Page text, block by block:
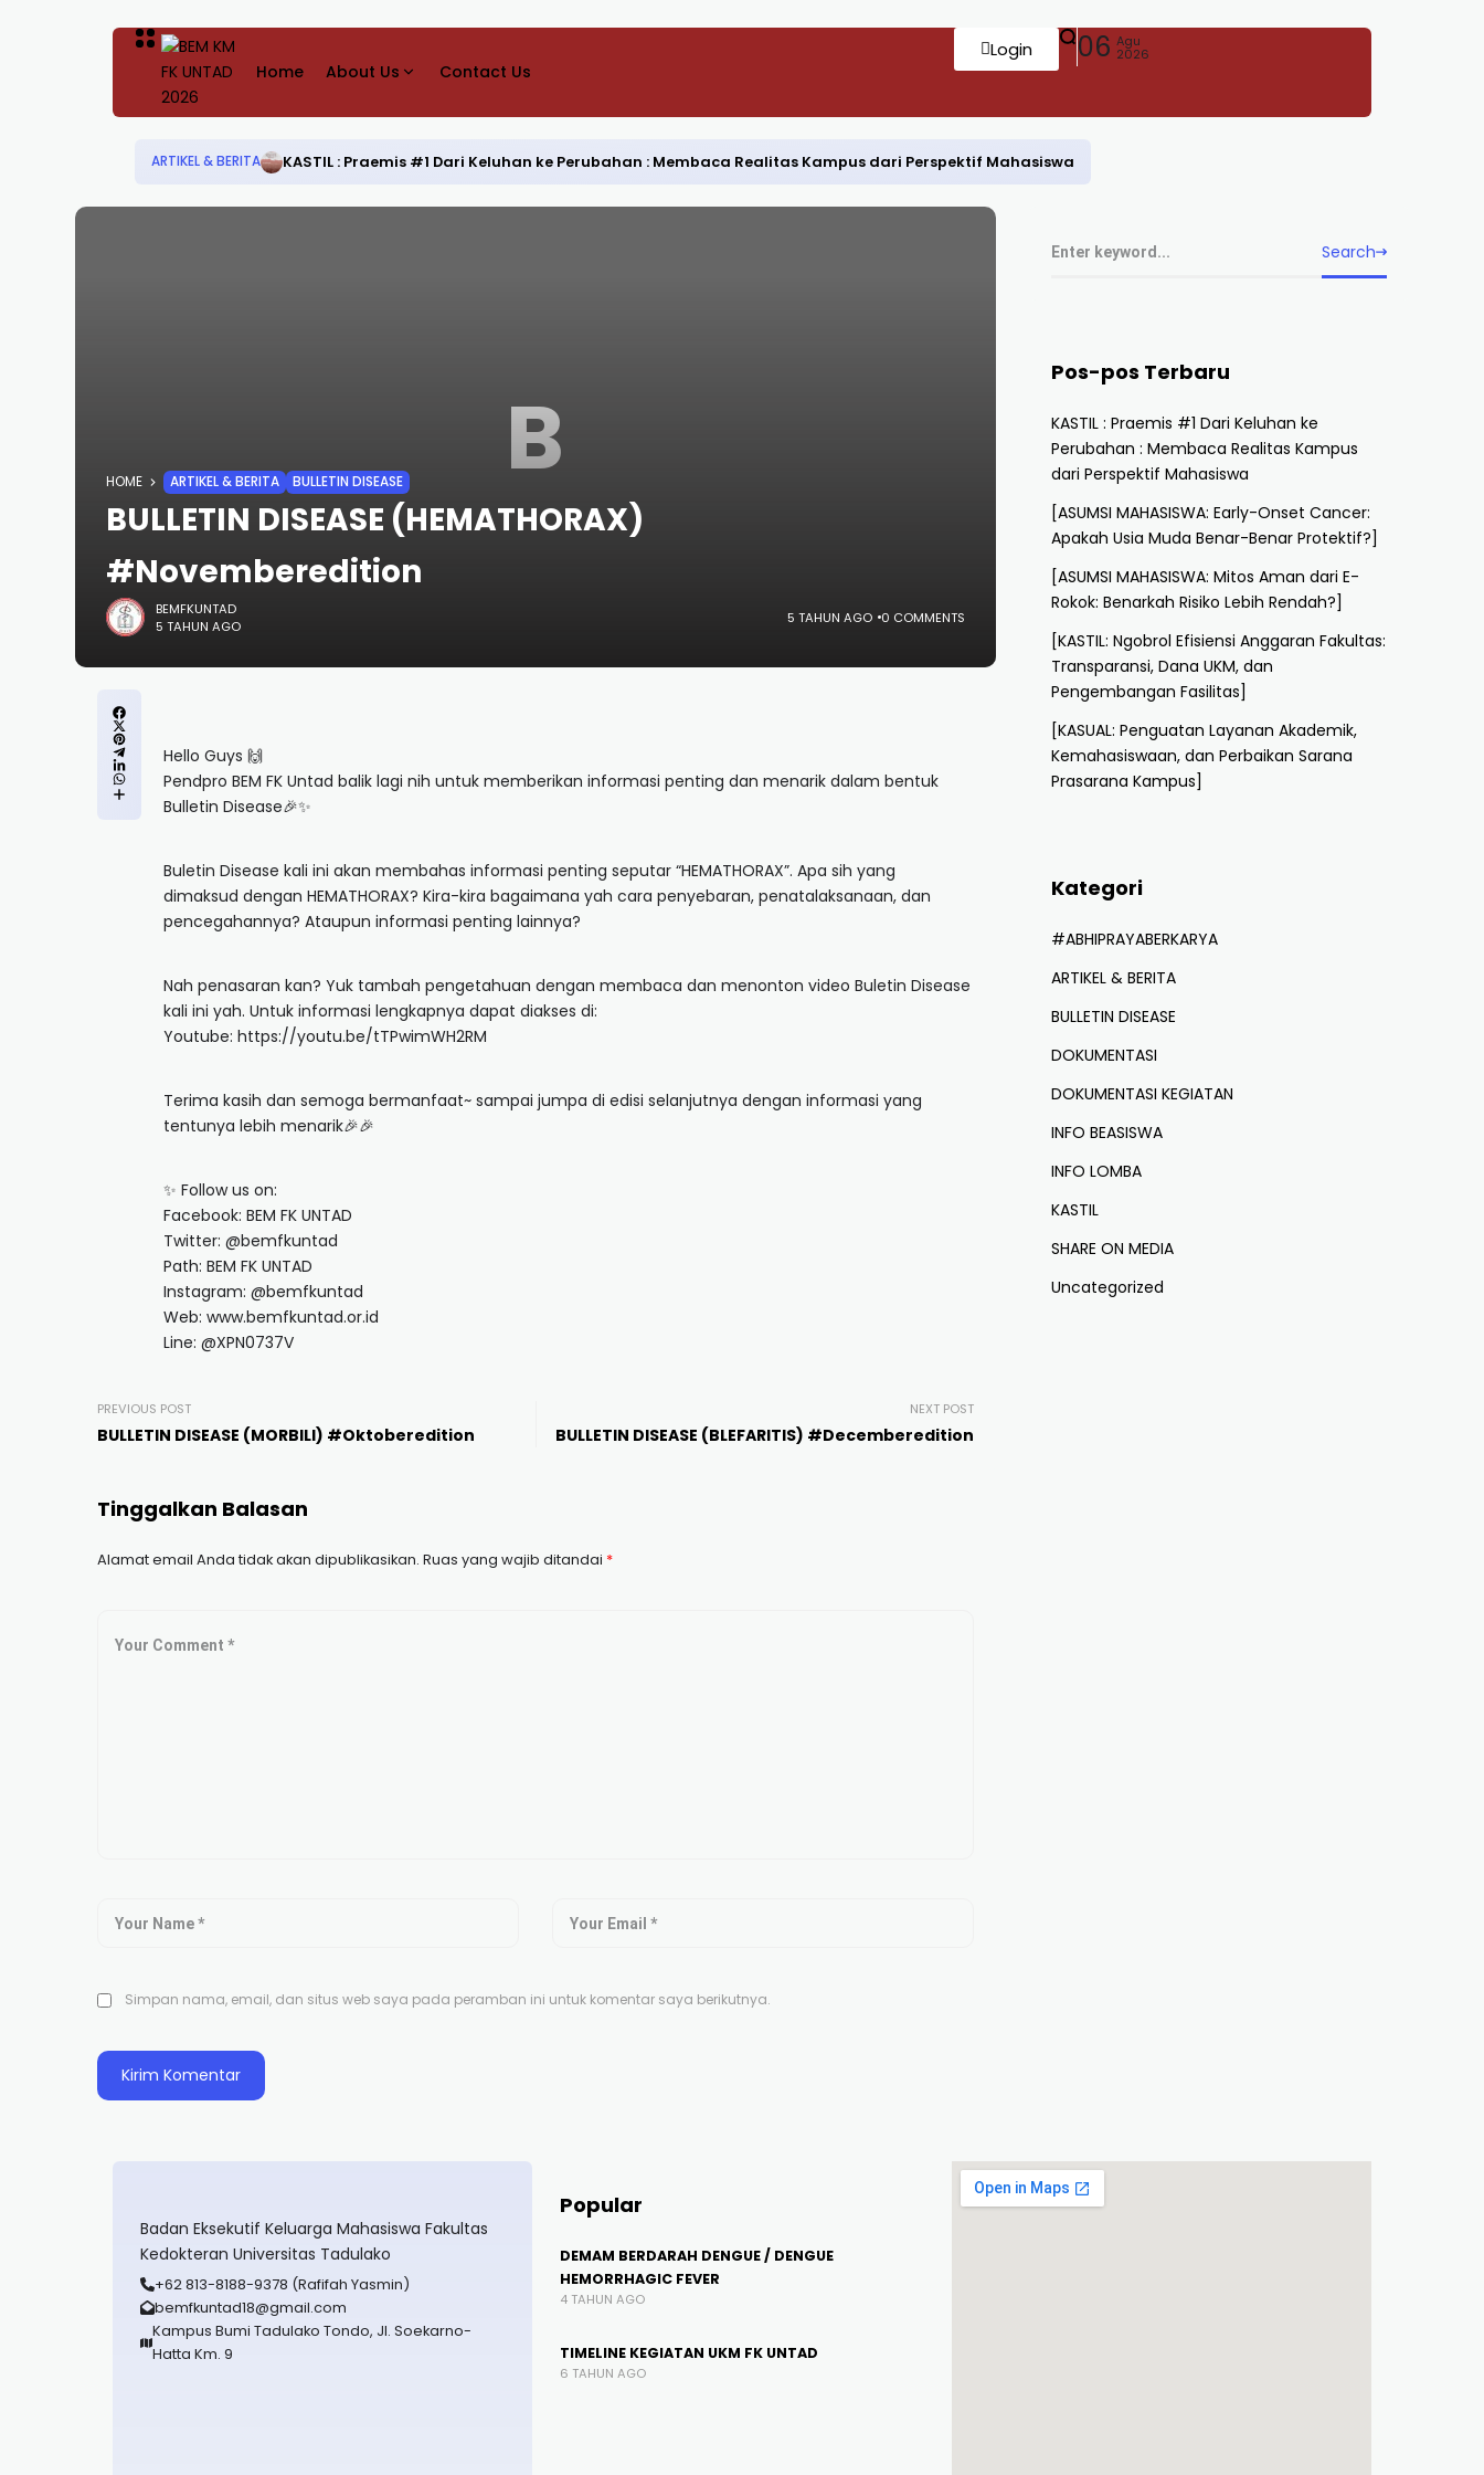
Home About Us Contact Us
Login 06 Agu
2026
ARTIKEL & BERITA KASTIL : Praemis #1 Dari Keluhan ke Perubahan : Membaca Realitas Kampus dari Perspektif Mahasiswa
B
HOME ARTIKEL & BERITA BULLETIN DISEASE
BULLETIN DISEASE (HEMATHORAX)
#Novemberedition
BEMFKUNTAD
5 TAHUN AGO
5 TAHUN AGO 0 COMMENTS
Hello Guys 🙌
Pendpro BEM FK Untad balik lagi nih untuk memberikan informasi penting dan menarik dalam bentuk
Bulletin Disease🎉✨
Buletin Disease kali ini akan membahas informasi penting seputar “HEMATHORAX”. Apa sih yang
dimaksud dengan HEMATHORAX? Kira-kira bagaimana yah cara penyebaran, penatalaksanaan, dan
pencegahannya? Ataupun informasi penting lainnya?
Nah penasaran kan? Yuk tambah pengetahuan dengan membaca dan menonton video Buletin Disease
kali ini yah. Untuk informasi lengkapnya dapat diakses di:
Youtube: https://youtu.be/tTPwimWH2RM
Terima kasih dan semoga bermanfaat~ sampai jumpa di edisi selanjutnya dengan informasi yang
tentunya lebih menarik🎉🎉
✨ Follow us on:
Facebook: BEM FK UNTAD
Twitter: @bemfkuntad
Path: BEM FK UNTAD
Instagram: @bemfkuntad
Web: www.bemfkuntad.or.id
Line: @XPN0737V
PREVIOUS POST
BULLETIN DISEASE (MORBILI) #Oktoberedition
NEXT POST
BULLETIN DISEASE (BLEFARITIS) #Decemberedition
Tinggalkan Balasan
Alamat email Anda tidak akan dipublikasikan. Ruas yang wajib ditandai *
Simpan nama, email, dan situs web saya pada peramban ini untuk komentar saya berikutnya.
Search
Pos-pos Terbaru
KASTIL : Praemis #1 Dari Keluhan ke
Perubahan : Membaca Realitas Kampus
dari Perspektif Mahasiswa
[ASUMSI MAHASISWA: Early-Onset Cancer:
Apakah Usia Muda Benar-Benar Protektif?]
[ASUMSI MAHASISWA: Mitos Aman dari E-
Rokok: Benarkah Risiko Lebih Rendah?]
[KASTIL: Ngobrol Efisiensi Anggaran Fakultas:
Transparansi, Dana UKM, dan
Pengembangan Fasilitas]
[KASUAL: Penguatan Layanan Akademik,
Kemahasiswaan, dan Perbaikan Sarana
Prasarana Kampus]
Kategori
#ABHIPRAYABERKARYA
ARTIKEL & BERITA
BULLETIN DISEASE
DOKUMENTASI
DOKUMENTASI KEGIATAN
INFO BEASISWA
INFO LOMBA
KASTIL
SHARE ON MEDIA
Uncategorized
Badan Eksekutif Keluarga Mahasiswa Fakultas
Kedokteran Universitas Tadulako
+62 813-8188-9378 (Rafifah Yasmin)
bemfkuntad18@gmail.com
Kampus Bumi Tadulako Tondo, Jl. Soekarno-
Hatta Km. 9
Popular
DEMAM BERDARAH DENGUE / DENGUE
HEMORRHAGIC FEVER
4 TAHUN AGO
TIMELINE KEGIATAN UKM FK UNTAD
6 TAHUN AGO